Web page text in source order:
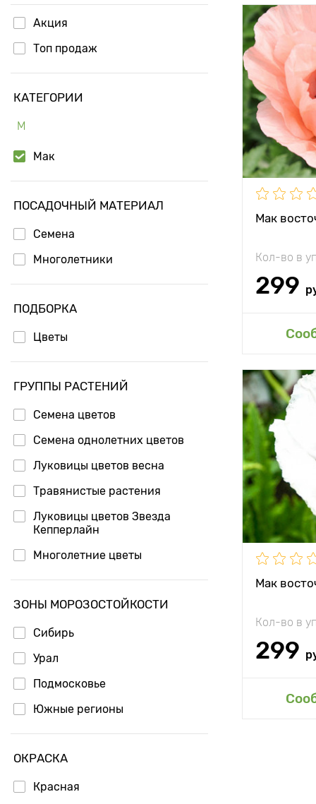
Акция
Топ продаж
КАТЕГОРИИ
М
Мак
ПОСАДОЧНЫЙ МАТЕРИАЛ
Семена
Многолетники
ПОДБОРКА
Цветы
ГРУППЫ РАСТЕНИЙ
Семена цветов
Семена однолетних цветов
Луковицы цветов весна
Травянистые растения
Луковицы цветов Звезда
Кепперлайн
Многолетние цветы
ЗОНЫ МОРОЗОСТОЙКОСТИ
Сибирь
Урал
Подмосковье
Южные регионы
ОКРАСКА
Красная
Мак
Кол-во в
299
Высота
Растояние
растениями
Мак
Кол-во в
299
Высота
Растояние
растениями